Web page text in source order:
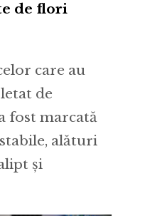
de flori
care au
de
fost marcată
alături
și